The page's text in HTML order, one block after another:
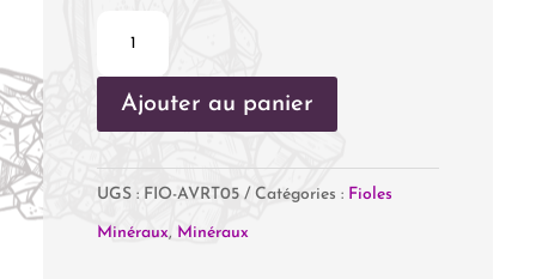
Fiole
Verte
Ajouter au panier
UGS : FIO-AVRT05 Catégories : Fioles
Minéraux, Minéraux